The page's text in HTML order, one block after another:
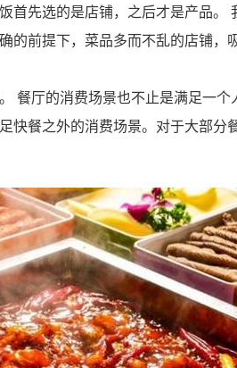
首先选的是店铺，之后才是产品。
的前提下，菜品多而不乱的店铺，
餐厅的消费场景也不止是满足一
快餐之外的消费场景。对于大部分